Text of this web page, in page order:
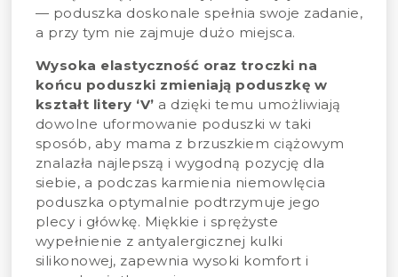
— poduszka doskonale spełnia swoje zadanie,
a przy tym nie zajmuje dużo miejsca.
Wysoka elastyczność oraz troczki na
końcu poduszki zmieniają poduszkę w
kształt litery ‘V’ a dzięki temu umożliwiają
dowolne uformowanie poduszki w taki
sposób, aby mama z brzuszkiem ciążowym
znalazła najlepszą i wygodną pozycję dla
siebie, a podczas karmienia niemowlęcia
poduszka optymalnie podtrzymuje jego
plecy i główkę. Miękkie i sprężyste
wypełnienie z antyalergicznej kulki
silikonowej, zapewnia wysoki komfort i